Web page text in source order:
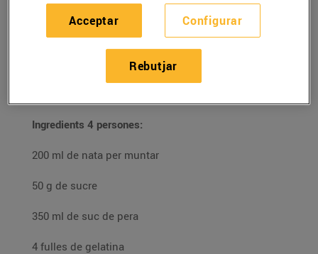
RECEPTES
Mousse de pera
03/d’agost/2020
Ingredients 4 persones:
200 ml de nata per muntar
50 g de sucre
350 ml de suc de pera
4 fulles de gelatina
Configurar
Rebutjar
Acceptar